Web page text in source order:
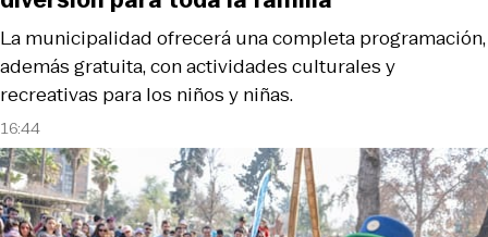
16:44
La municipalidad ofrecerá una completa programación,
además gratuita, con actividades culturales y
recreativas para los niños y niñas.